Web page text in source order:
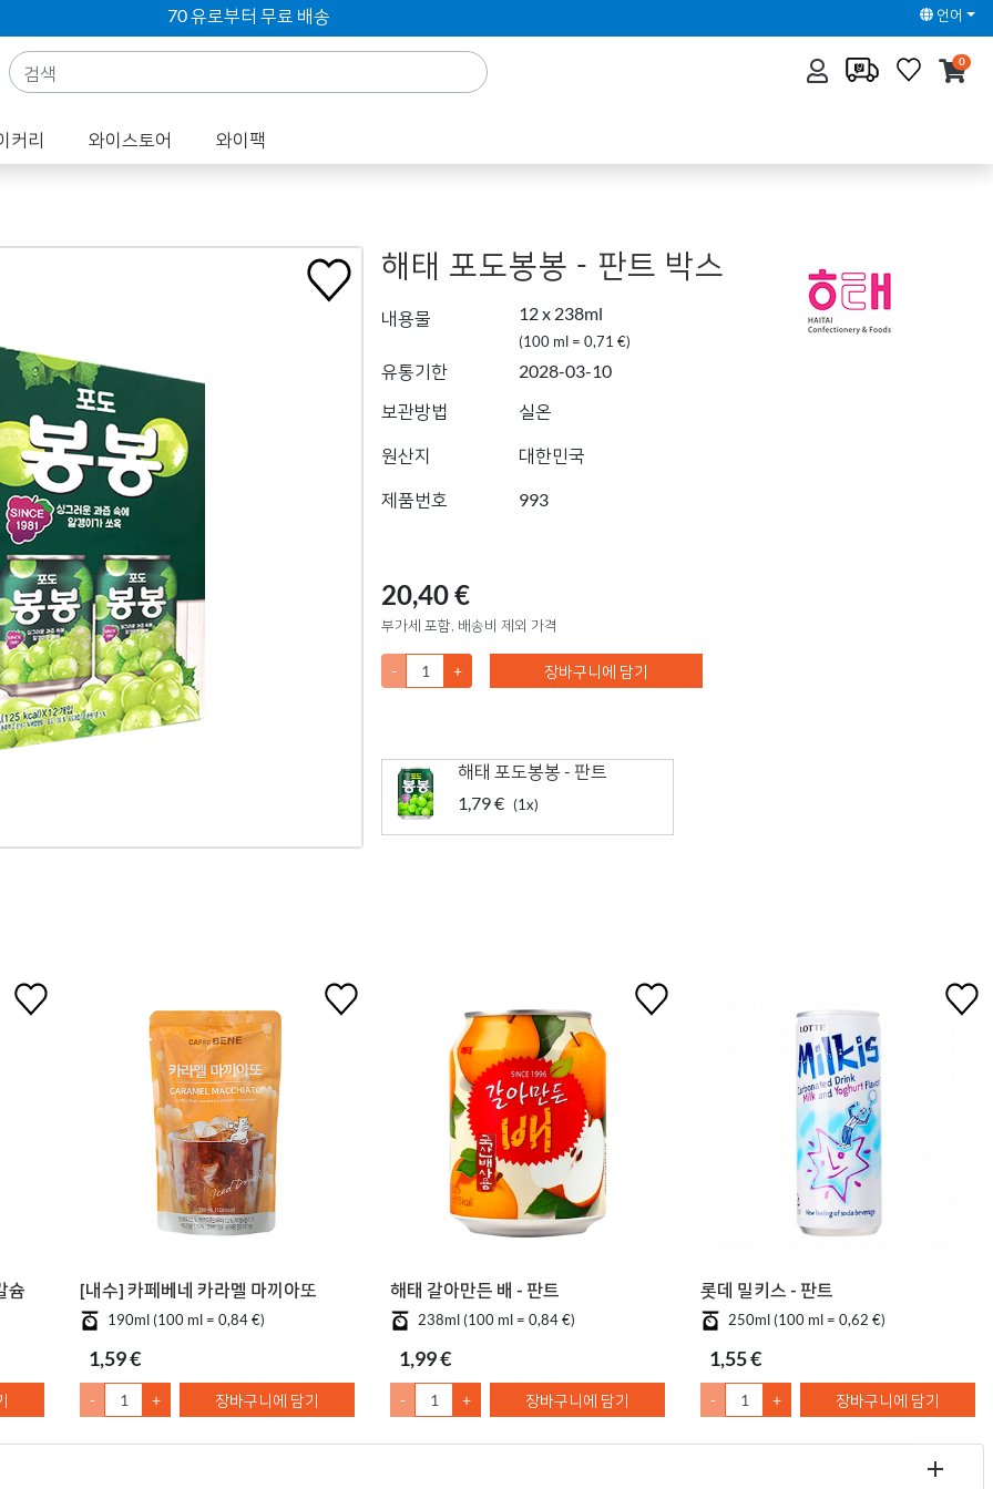
70 유로부터 무료 배송 언어
0
커리 와이스토어 와이팩
해태 포도봉봉 - 판트 박스
내용물 12 x 238ml
(100 ml = 0,71 €)
유통기한
2028-03-10
보관방법
실온
원산지 대한민국
제품번호 993
20,40 €
부가세 포함, 배송비 제외 가격
- + 장바구니에 담기
해태 포도봉봉 - 판트
1,79 € (1x)
슘 [내수] 카페베네 카라멜 마끼아또
190ml (100 ml = 0,84 €)
1,59 €
- + 장바구니에 담기
해태 갈아만든 배 - 판트
238ml (100 ml = 0,84 €)
1,99 €
- + 장바구니에 담기
롯데 밀키스 - 판트
250ml (100 ml = 0,62 €)
1,55 €
- + 장바구니에 담기